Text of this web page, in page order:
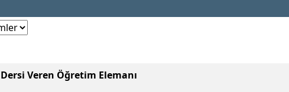
Dersi Veren Öğretim Elemanı